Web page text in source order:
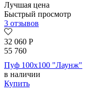
Лучшая цена
Быстрый просмотр
3 отзывов
32 060 Р
55 760
Пуф 100х100 "Лаунж"
в наличии
Купить